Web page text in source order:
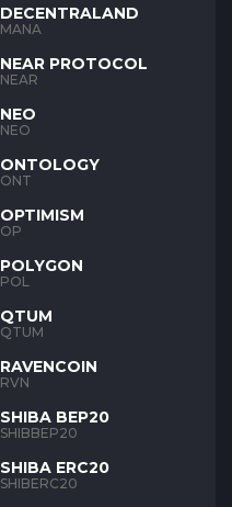
DECENTRALAND
MANA
NEAR PROTOCOL
NEAR
NEO
NEO
ONTOLOGY
ONT
OPTIMISM
OP
POLYGON
POL
QTUM
QTUM
RAVENCOIN
RVN
SHIBA BEP20
SHIBBEP20
SHIBA ERC20
SHIBERC20